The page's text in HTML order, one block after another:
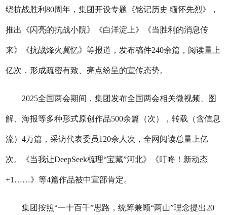
绕抗战胜利80周年，集团开设专题《铭记历史 缅怀先烈》，
推出《闪亮的抗战小院》《白洋淀上》《当胜利的消息传
来》《抗战烽火冀忆》等报道，发布稿件240余篇，阅读量上
亿次，形成疏密有致、亮点纷呈的宣传态势。
2025全国两会期间，集团发布全国两会相关微视频、图
解、海报等多种形式原创作品500余篇（次），转载（含信息
流）4万篇，采访代表委员120余人次，全网阅读总量上亿
次。《当我让DeepSeek梳理“宝藏”河北》《叮咚！新动态
+1……》等4篇作品被中宣部肯定。
集团按照“一十百千”思路，统筹兼顾“两山”理念提出20